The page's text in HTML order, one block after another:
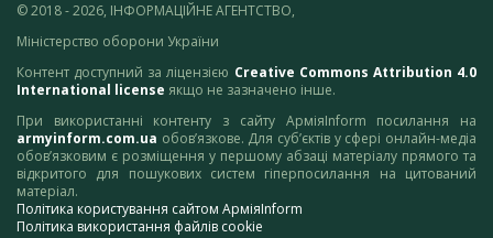
© 2018 - 2026, ІНФОРМАЦІЙНЕ АГЕНТСТВО,
Міністерство оборони України
Контент доступний за ліцензією Creative Commons Attribution 4.0
International license якщо не зазначено інше.
При використанні контенту з сайту АрміяInform посилання на
armyinform.com.ua обов’язкове. Для суб’єктів у сфері онлайн-медіа
обов’язковим є розміщення у першому абзаці матеріалу прямого та
відкритого для пошукових систем гіперпосилання на цитований
матеріал.
Політика користування сайтом АрміяInform
Політика використання файлів cookie